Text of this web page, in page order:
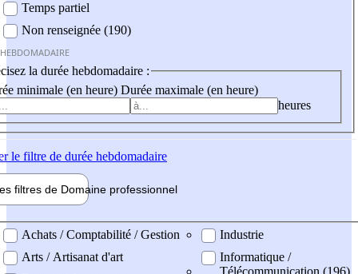
Temps partiel
Non renseignée (190)
la durée hebdomadaire :
minimale (en heure) Durée maximale (en heure)
heures
le filtre de durée hebdomadaire
filtres de Domaine professionnel
professionel
Achats / Comptabilité / Gestion
Arts / Artisanat d'art
Industrie
Informatique /
Télécommunication (196)